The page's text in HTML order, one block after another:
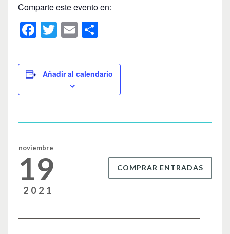
Comparte este evento en:
F
c
e
b
o
k
T
tt
er
E
ailm
p
ar
Añadir al calendario
noviembre
19
2021
COMPRAR ENTRADAS